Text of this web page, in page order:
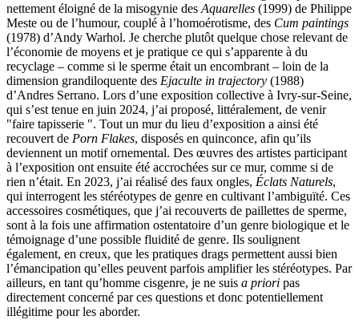
nettement éloigné de la misogynie des Aquarelles (1999) de Philippe
Meste ou de l’humour, couplé à l’homoérotisme, des Cum paintings
(1978) d’Andy Warhol. Je cherche plutôt quelque chose relevant de
l’économie de moyens et je pratique ce qui s’apparente à du
recyclage – comme si le sperme était un encombrant – loin de la
dimension grandiloquente des Ejaculte in trajectory (1988)
d’Andres Serrano. Lors d’une exposition collective à Ivry-sur-Seine,
qui s’est tenue en juin 2024, j’ai proposé, littéralement, de venir
"faire tapisserie ". Tout un mur du lieu d’exposition a ainsi été
recouvert de Porn Flakes, disposés en quinconce, afin qu’ils
deviennent un motif ornemental. Des œuvres des artistes participant
à l’exposition ont ensuite été accrochées sur ce mur, comme si de
rien n’était. En 2023, j’ai réalisé des faux ongles, Éclats Naturels,
qui interrogent les stéréotypes de genre en cultivant l’ambiguïté. Ces
accessoires cosmétiques, que j’ai recouverts de paillettes de sperme,
sont à la fois une affirmation ostentatoire d’un genre biologique et le
témoignage d’une possible fluidité de genre. Ils soulignent
également, en creux, que les pratiques drags permettent aussi bien
l’émancipation qu’elles peuvent parfois amplifier les stéréotypes. Par
ailleurs, en tant qu’homme cisgenre, je ne suis a priori pas
directement concerné par ces questions et donc potentiellement
illégitime pour les aborder.